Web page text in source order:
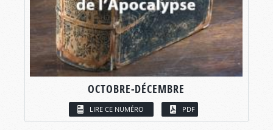
OCTOBRE-DÉCEMBRE
LIRE CE NUMÉRO PDF